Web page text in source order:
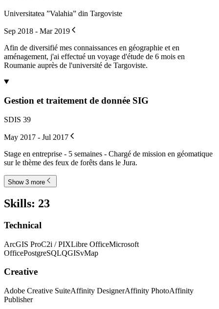
Universitatea ”Valahia” din Targoviste
Sep 2018 - Mar 2019
Afin de diversifié mes connaissances en géographie et en
aménagement, j'ai effectué un voyage d'étude de 6 mois en
Roumanie auprès de l'université de Targoviste.
Gestion et traitement de donnée SIG
SDIS 39
May 2017 - Jul 2017
Stage en entreprise - 5 semaines - Chargé de mission en géomatique
sur le thème des feux de forêts dans le Jura.
Show 3 more
Skills: 23
Technical
ArcGIS ProC2i / PIXLibre OfficeMicrosoft
OfficePostgreSQLQGISvMap
Creative
Adobe Creative SuiteAffinity DesignerAffinity PhotoAffinity
Publisher